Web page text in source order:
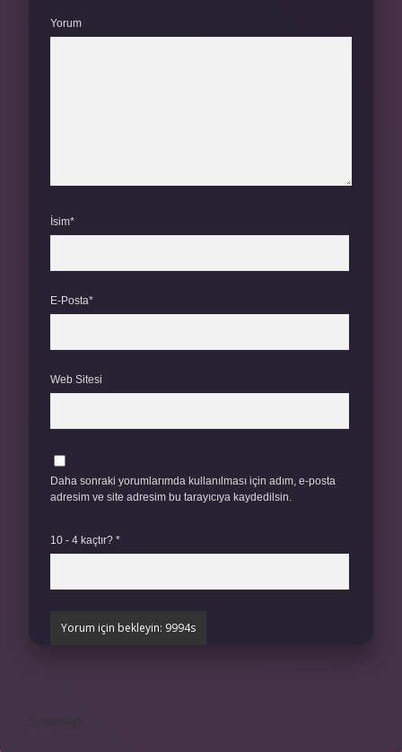
Yorum
İsim*
E-Posta*
Web Sitesi
Daha sonraki yorumlarımda kullanılması için adım, e-posta
adresim ve site adresim bu tarayıcıya kaydedilsin.
10 - 4 kaçtır? *